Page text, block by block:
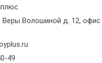
м, вес до 20 тн
до 6 м, вес до 5 тн
Веры Волошиной д. 12, офис
49